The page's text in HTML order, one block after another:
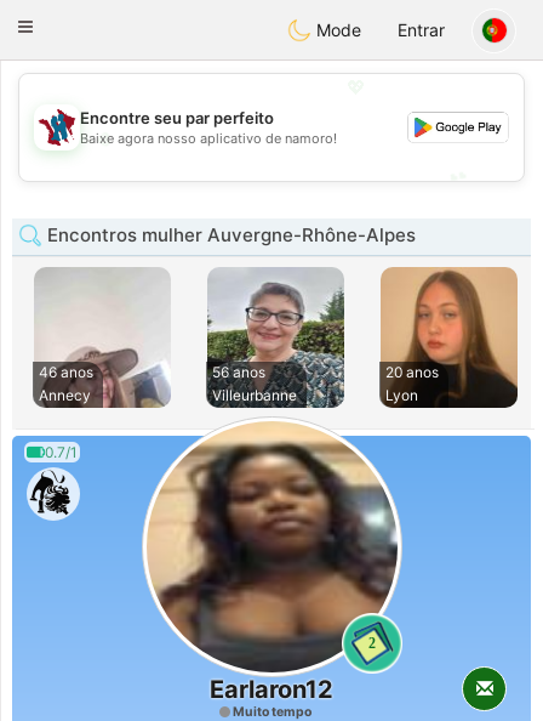
Taimerais
Toggle
Mode Entrar
💖
💕
Encontre seu par perfeito
Baixe agora nosso aplicativo de namoro!
Encontros mulher Auvergne-Rhône-Alpes
46 anos
Annecy
56 anos
Villeurbanne
20 anos
Lyon
0.7/1
2
Earlaron12
Muito tempo